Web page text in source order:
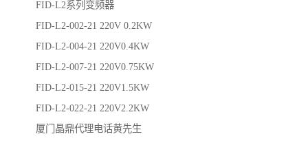
FID-L2系列变频器
FID-L2-002-21 220V 0.2KW
FID-L2-004-21 220V0.4KW
FID-L2-007-21 220V0.75KW
FID-L2-015-21 220V1.5KW
FID-L2-022-21 220V2.2KW
厦门晶鼎代理电话黄先生